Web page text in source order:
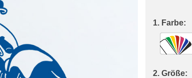
1. Farbe:
2. Größe: